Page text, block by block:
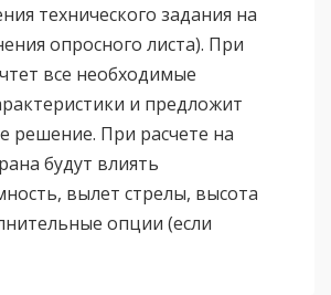
технического задания на
опросного листа). При
все необходимые
и предложит
решение. При расчете на
будут влиять
вылет стрелы, высота
опции (если